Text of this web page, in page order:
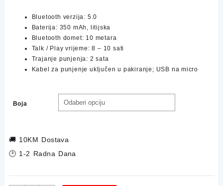
was:
33,00 KM.26,90 KM.
Bluetooth verzija: 5.0
Baterija: 350 mAh, litijska
Bluetooth domet: 10 metara
Talk / Play vrijeme: 8 – 10 sati
Trajanje punjenja: 2 sata
Kabel za punjenje uključen u pakiranje; USB na micro
Boja
🚚 10KM Dostava
🕑 1-2 Radna Dana